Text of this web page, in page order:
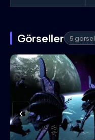
Görseller 5 görsel
‹